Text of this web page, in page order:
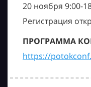
20 ноября 9:00-
Регистрация
ПРОГРАММА
https://